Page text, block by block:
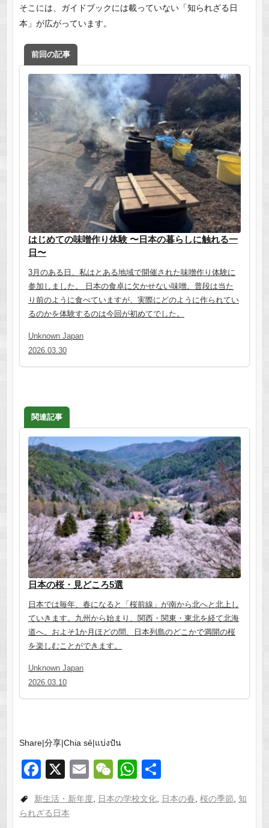
そこには、ガイドブックには載っていない「知られざる日
本」が広がっています。
前回の記事
はじめての味噌作り体験 〜日本の暮らしに触れる一
日〜
3月のある日、私はとある地域で開催された味噌作り体験に
参加しました。 日本の食卓に欠かせない味噌。普段は当た
り前のように食べていますが、実際にどのように作られてい
るのかを体験するのは今回が初めてでした。
Unknown Japan
2026.03.30
関連記事
日本の桜・見どころ5選
日本では毎年、春になると「桜前線」が南から北へと北上し
ていきます。九州から始まり、関西・関東・東北を経て北海
道へ。およそ1か月ほどの間、日本列島のどこかで満開の桜
を楽しむことができます。
Unknown Japan
2026.03.10
Share|分享|Chia sẻ|แบ่งปัน
F
a
c
X
E
m
ail
W
C
W
h
at
有
新生活・新年度, 日本の学校文化, 日本の春, 桜の季節, 知
られざる日本